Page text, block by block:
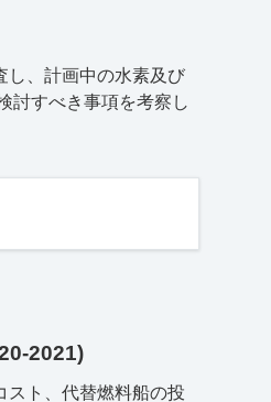
し、計画中の水素及び
討すべき事項を考察し
2021)
スト、代替燃料船の投